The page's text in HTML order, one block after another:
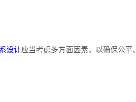
设计应当考虑多方面因素，以确保公平